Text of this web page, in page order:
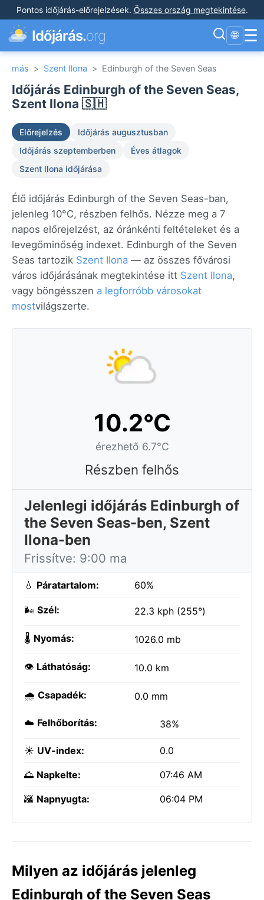
Pontos időjárás-előrejelzések. Összes ország megtekintése.
Időjárás.org 🌐 ☰
más > Szent Ilona > Edinburgh of the Seven Seas
Időjárás Edinburgh of the Seven Seas,
Szent Ilona 🇸🇭
Előrejelzés
Időjárás augusztusban
Időjárás szeptemberben
Éves átlagok
Szent Ilona időjárása
Élő időjárás Edinburgh of the Seven Seas-ban,
jelenleg 10°C, részben felhős. Nézze meg a 7
napos előrejelzést, az óránkénti feltételeket és a
levegőminőség indexet. Edinburgh of the Seven
Seas tartozik Szent Ilona — az összes fővárosi
város időjárásának megtekintése itt Szent Ilona,
vagy böngésszen a legforróbb városokat
mostvilágszerte.
10.2°C
érezhető 6.7°C
Részben felhős
Jelenlegi időjárás Edinburgh of
the Seven Seas-ben, Szent
Ilona-ben
Frissítve: 9:00 ma
💧 Páratartalom: 60%
🌬️ Szél: 22.3 kph (255°)
🌡️ Nyomás: 1026.0 mb
👁️ Láthatóság: 10.0 km
🌧️ Csapadék: 0.0 mm
☁️ Felhőborítás: 38%
☀️ UV-index: 0.0
🌅 Napkelte: 07:46 AM
🌇 Napnyugta: 06:04 PM
Milyen az időjárás jelenleg
Edinburgh of the Seven Seas